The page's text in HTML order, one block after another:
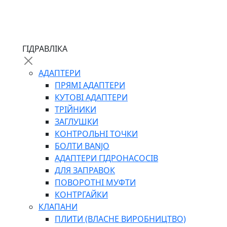
СИЛОВІ
ДРОТЯНІ
ПРУЖИННІ
НЕЙЛОНОВІ
ПРОРЕЗИНЕНІ
АВТОТОВАРИ
АВТОХІМІЯ
ДОМКРАТИ
ГІДРАВЛІКА
АДАПТЕРИ
ПРЯМІ АДАПТЕРИ
КУТОВІ АДАПТЕРИ
ТРІЙНИКИ
ЗАГЛУШКИ
КОНТРОЛЬНІ ТОЧКИ
БОЛТИ BANJO
АДАПТЕРИ ГІДРОНАСОСІВ
ДЛЯ ЗАПРАВОК
ПОВОРОТНІ МУФТИ
КОНТРГАЙКИ
КЛАПАНИ
ПЛИТИ (ВЛАСНЕ ВИРОБНИЦТВО)